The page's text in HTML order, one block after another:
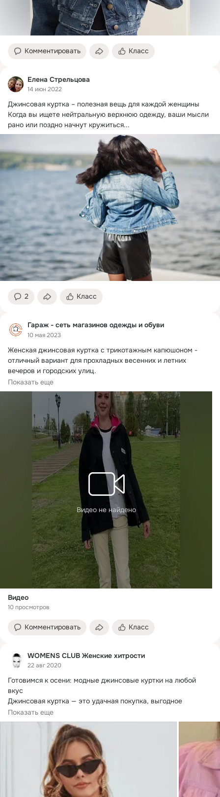
Комментировать Класс
Елена Стрельцова
14 июн 2022
Джинсовая куртка – полезная вещь для каждой женщины
Когда вы ищете нейтральную верхнюю одежду, ваши мысли
рано или поздно начнут кружиться...
2 Класс
Гараж - сеть магазинов одежды и обуви
10 мая 2023
Женская джинсовая куртка с трикотажным капюшоном -
отличный вариант для прохладных весенних и летних
вечеров и городских улиц.
Джинсовка...
Показать еще
Видео не найдено
Видео
10 просмотров
Комментировать Класс
WOMENS CLUB Женские хитрости
22 авг 2020
Готовимся к осени: модные джинсовые куртки на любой
вкус
Джинсовая куртка — это удачная покупка, выгодное
вложение в гардероб.
Показать еще